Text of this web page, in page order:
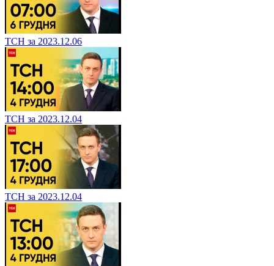
ТСН за 2023.12.06
ТСН за 2023.12.04
ТСН за 2023.12.04